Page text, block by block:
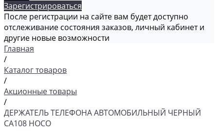
Зарегистрироваться
После регистрации на сайте вам будет доступно
отслеживание состояния заказов, личный кабинет и
другие новые возможности
Главная
/
Каталог товаров
/
Акционные товары
/
ДЕРЖАТЕЛЬ ТЕЛЕФОНА АВТОМОБИЛЬНЫЙ ЧЕРНЫЙ
CA108 HOCO